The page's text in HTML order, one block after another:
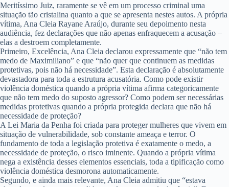
Meritíssimo Juiz, raramente se vê em um processo criminal uma
situação tão cristalina quanto a que se apresenta nestes autos. A própria
vítima, Ana Cleia Rayane Araújo, durante seu depoimento nesta
audiência, fez declarações que não apenas enfraquecem a acusação –
elas a destroem completamente.
Primeiro, Excelência, Ana Cleia declarou expressamente que “não tem
medo de Maximiliano” e que “não quer que continuem as medidas
protetivas, pois não há necessidade”. Esta declaração é absolutamente
devastadora para toda a estrutura acusatória. Como pode existir
violência doméstica quando a própria vítima afirma categoricamente
que não tem medo do suposto agressor? Como podem ser necessárias
medidas protetivas quando a própria protegida declara que não há
necessidade de proteção?
A Lei Maria da Penha foi criada para proteger mulheres que vivem em
situação de vulnerabilidade, sob constante ameaça e terror. O
fundamento de toda a legislação protetiva é exatamente o medo, a
necessidade de proteção, o risco iminente. Quando a própria vítima
nega a existência desses elementos essenciais, toda a tipificação como
violência doméstica desmorona automaticamente.
Segundo, e ainda mais relevante, Ana Cleia admitiu que “estava